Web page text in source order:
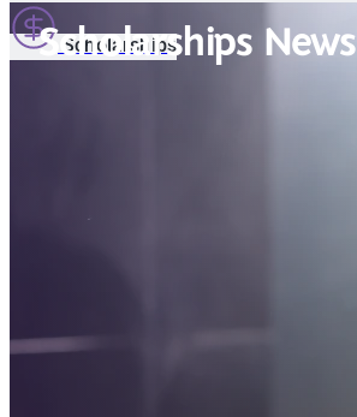
Scholarships
Scholarships News